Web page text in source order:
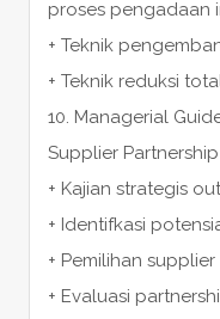
proses pengadaan
+ Teknik
+ Teknik reduksi
10. Managerial
Supplier
+ Kajian strategis
+ Identifkasi
+ Pemilihan supplier
+ Evaluasi